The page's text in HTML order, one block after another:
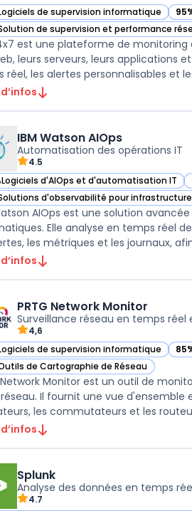
de supervision informatique
Site24x7 dans cette catégorie
—
de supervision et performance
Site24x7 dans cette catégorie
est une plateforme de
leurs serveurs, leurs applications
réel, les alertes personnalisables et
IBM Watson AIOps
Automatisation des opérations IT
4.5
Logiciels d'AIOps et d'automatisation IT
IBM Watson AIOps dans cette catégorie
d'observabilité pour
IBM Watson AIOps dans cette catégorie
AIOps est une solution
Elle analyse en temps réel
les métriques et les journaux,
PRTG Network Monitor
Surveillance réseau en temps réel
4,6
de supervision informatique
PRTG Network Monitor dans cette
—
de Cartographie de Réseau
PRTG Network Monitor dans cette catégorie
Network Monitor est un outil de
Il fournit une vue d'ensemble
les commutateurs et les
Splunk
Analyse des données en temps
4.7